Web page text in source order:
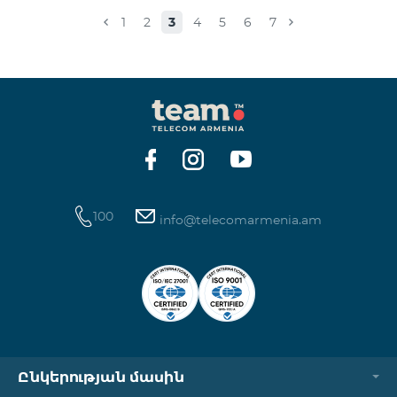
Իսակովի պողոտա 3/7 09:00-18:00 09:00-18:00
Ավանեսովի 8/1-2 10:00-23:00 09:00-18:00 09:00-18:00
Արշակունյաց պողոտա 34/3 09:00-18:00 10:00-23:00
10:00-23:00 Արտաշիսյան փողոց 85/14 09:00-18:00 0
1 2 3 4 5 6 7
100 info@telecomarmenia.am
Ընկերության մասին